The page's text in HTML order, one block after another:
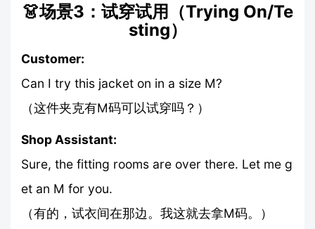
👗场景3：试穿试用（Trying On/Te
sting）
Customer:
Can I try this jacket on in a size M?
（这件夹克有M码可以试穿吗？）
Shop Assistant:
Sure, the fitting rooms are over there. Let me g
et an M for you.
（有的，试衣间在那边。我这就去拿M码。）